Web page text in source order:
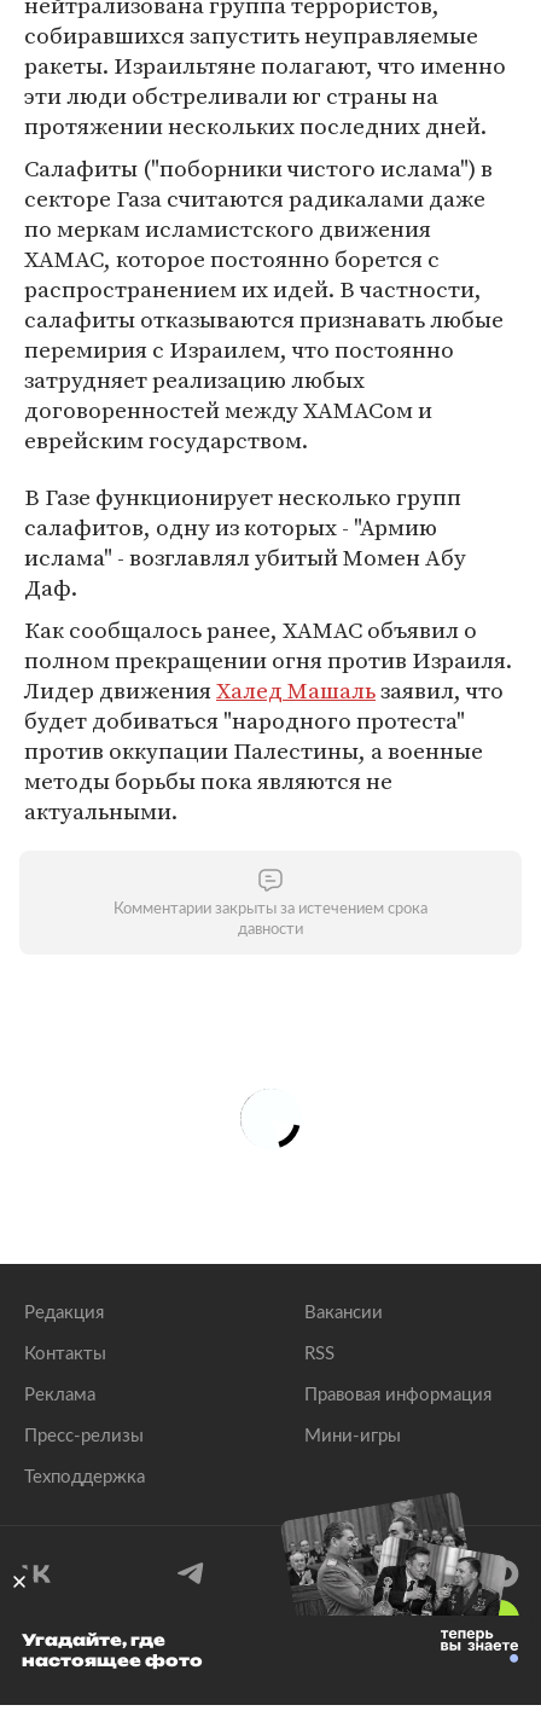
собиравшихся запустить неуправляемые
ракеты. Израильтяне полагают, что именно
эти люди обстреливали юг страны на
протяжении нескольких последних дней.
Салафиты ("поборники чистого ислама") в
секторе Газа считаются радикалами даже
по меркам исламистского движения
ХАМАС, которое постоянно борется с
распространением их идей. В частности,
салафиты отказываются признавать любые
перемирия с Израилем, что постоянно
затрудняет реализацию любых
договоренностей между ХАМАСом и
еврейским государством.
В Газе функционирует несколько групп
салафитов, одну из которых - "Армию
ислама" - возглавлял убитый Момен Абу
Даф.
Как сообщалось ранее, ХАМАС объявил о
полном прекращении огня против Израиля.
Лидер движенияХалед Машальзаявил, что
будет добиваться "народного протеста"
против оккупации Палестины, а военные
методы борьбы пока являются не
актуальными.
Комментарии закрыты за истечением срока
давности
Редакция
Контакты
Реклама
Пресс-релизы
Техподдержка
Вакансии
RSS
Правовая информация
Мини-игры
© 1999–2026 Все права защищены.
Угадайте, где
настоящее фото